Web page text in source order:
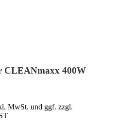
CLEANmaxx 400W
MwSt. und ggf. zzgl.